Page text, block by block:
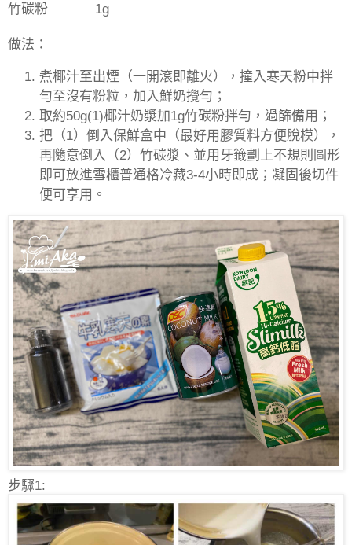
竹碳粉
1g
做法：
煮椰汁至出煙（一開滾即離火），撞入寒天粉中拌
勻至沒有粉粒，加入鮮奶攪勻；
取約50g(1)椰汁奶漿加1g竹碳粉拌勻，過篩備用；
把（1）倒入保鮮盒中（最好用膠質料方便脫模），
再隨意倒入（2）竹碳漿、並用牙籤劃上不規則圖形
即可放進雪櫃普通格冷藏3-4小時即成；凝固後切件
便可享用。
步驟1: